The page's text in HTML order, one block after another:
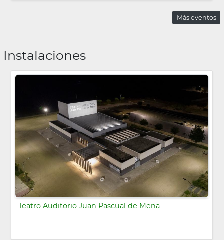
Más eventos
Instalaciones
Teatro Auditorio Juan Pascual de Mena